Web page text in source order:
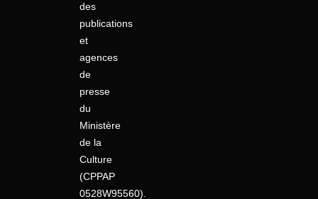
des
publications
et
agences
de
presse
du
Ministère
de la
Culture
(CPPAP
0528W95560).